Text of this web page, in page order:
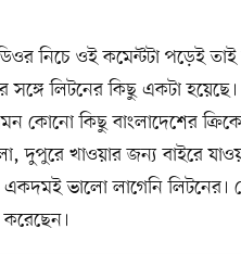
নিচে ওই কমেন্টটা পড়েই
সঙ্গে লিটনের কিছু একটা
কোনো কিছু বাংলাদেশের
দুপুরে খাওয়ার জন্য বাইরে
ভালো লাগেনি লিটনের।
করেছেন।